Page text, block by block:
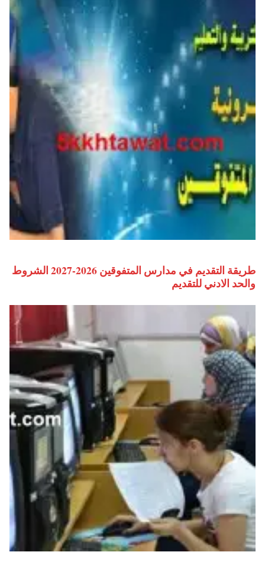
طريقة التقديم في مدارس المتفوقين 2026-2027 الشروط
والحد الادني للتقديم